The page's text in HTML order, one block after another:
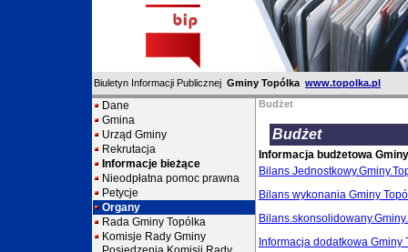
Biuletyn Informacji Publicznej Gminy Topólka www.topolka.pl
Dane
Gmina
Urząd Gminy
Rekrutacja
Informacje bieżące
Nieodpłatna pomoc prawna
Petycje
Organy
Rada Gminy Topólka
Komisje Rady Gminy
Budżet
Budżet
Informacja budżetowa
Bilans
Bilans wykonania Gminy
Informacja dodatkowa Gminy